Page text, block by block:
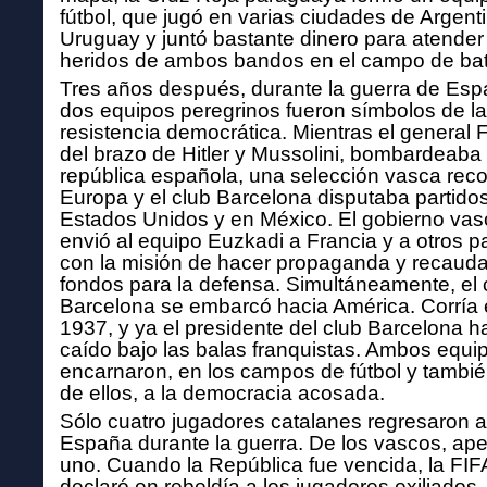
fútbol, que jugó en varias ciudades de
Uruguay y juntó bastante dinero para
heridos de ambos bandos en el campo de
Tres años después, durante la guerra de
dos equipos peregrinos fueron símbolos de la
resistencia democrática. Mientras el general
del brazo de Hitler y Mussolini, bombardeaba
república española, una selección vasca
Europa y el club Barcelona disputaba
Estados Unidos y en México. El gobierno
envió al equipo Euzkadi a Francia y a otros
con la misión de hacer propaganda y
fondos para la defensa. Simultáneamente, el
Barcelona se embarcó hacia América. Corría
1937, y ya el presidente del club Barcelona
caído bajo las balas franquistas. Ambos
encarnaron, en los campos de fútbol y
de ellos, a la democracia acosada.
Sólo cuatro jugadores catalanes regresaron a
España durante la guerra. De los vascos,
uno. Cuando la República fue vencida, la